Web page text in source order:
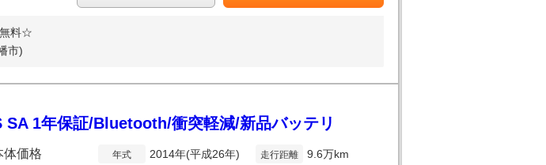
料☆
市)
SA 1年保証/Bluetooth/衝突軽減/新品バッテリ
体価格 年式 2014年(平成26年) 走行距離 9.6万km